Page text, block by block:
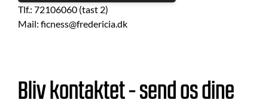
Tlf.: 72106060 (tast 2)
Mail: ficness@fredericia.dk
Bliv kontaktet - send os dine